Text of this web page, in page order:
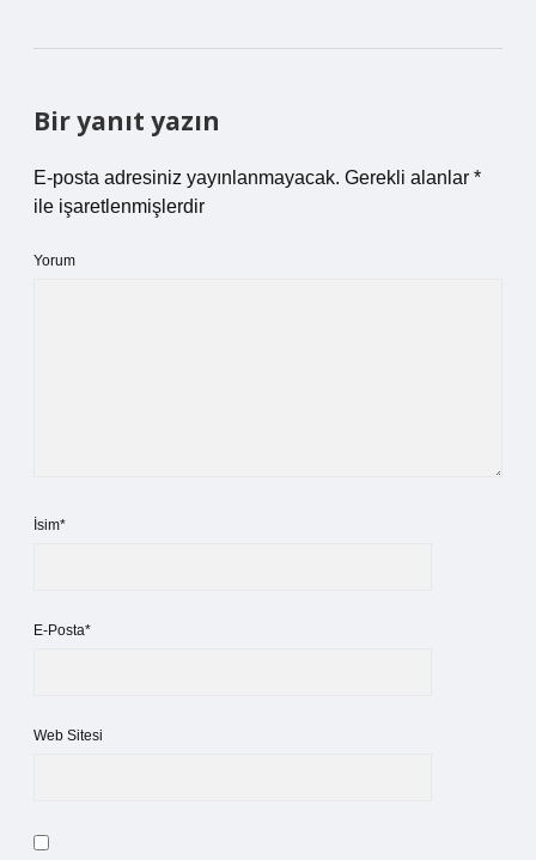
Bir yanıt yazın
E-posta adresiniz yayınlanmayacak. Gerekli alanlar *
ile işaretlenmişlerdir
Yorum
İsim*
E-Posta*
Web Sitesi